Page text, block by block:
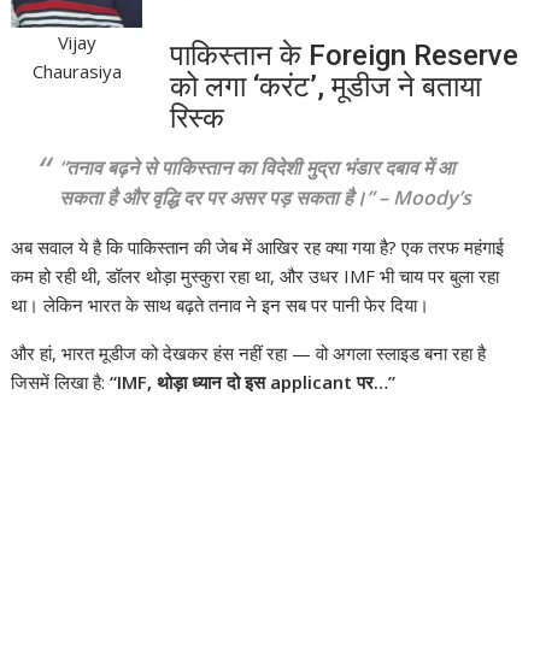
Vijay
Chaurasiya
पाकिस्तान के Foreign Reserve
को लगा ‘करंट’, मूडीज ने बताया
रिस्क
“तनाव बढ़ने से पाकिस्तान का विदेशी मुद्रा भंडार दबाव में आ
सकता है और वृद्धि दर पर असर पड़ सकता है।” – Moody’s
अब सवाल ये है कि पाकिस्तान की जेब में आखिर रह क्या गया है? एक तरफ महंगाई
कम हो रही थी, डॉलर थोड़ा मुस्कुरा रहा था, और उधर IMF भी चाय पर बुला रहा
था। लेकिन भारत के साथ बढ़ते तनाव ने इन सब पर पानी फेर दिया।
और हां, भारत मूडीज को देखकर हंस नहीं रहा — वो अगला स्लाइड बना रहा है
जिसमें लिखा है:“IMF, थोड़ा ध्यान दो इस applicant पर…”